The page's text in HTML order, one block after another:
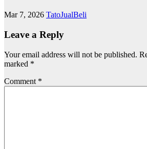
Mar 7, 2026 TatoJualBeli
Leave a Reply
Your email address will not be published.
marked *
Comment *